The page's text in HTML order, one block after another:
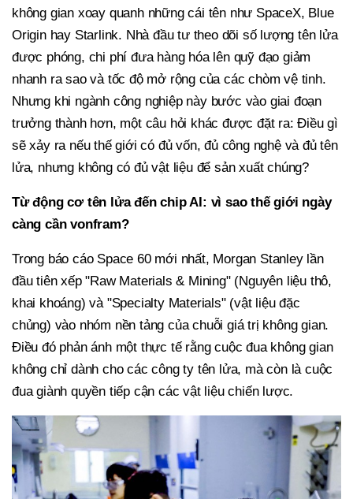
không gian xoay quanh những cái tên như SpaceX, Blue
Origin hay Starlink. Nhà đầu tư theo dõi số lượng tên lửa
được phóng, chi phí đưa hàng hóa lên quỹ đạo giảm
nhanh ra sao và tốc độ mở rộng của các chòm vệ tinh.
Nhưng khi ngành công nghiệp này bước vào giai đoạn
trưởng thành hơn, một câu hỏi khác được đặt ra: Điều gì
sẽ xảy ra nếu thế giới có đủ vốn, đủ công nghệ và đủ tên
lửa, nhưng không có đủ vật liệu để sản xuất chúng?
Từ động cơ tên lửa đến chip AI: vì sao thế giới ngày
càng cần vonfram?
Trong báo cáo Space 60 mới nhất, Morgan Stanley lần
đầu tiên xếp "Raw Materials & Mining" (Nguyên liệu thô,
khai khoáng) và "Specialty Materials" (vật liệu đặc
chủng) vào nhóm nền tảng của chuỗi giá trị không gian.
Điều đó phản ánh một thực tế rằng cuộc đua không gian
không chỉ dành cho các công ty tên lửa, mà còn là cuộc
đua giành quyền tiếp cận các vật liệu chiến lược.